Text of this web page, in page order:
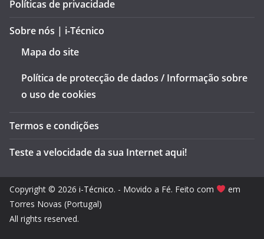
Políticas de privacidade
Sobre nós | i-Técnico
Mapa do site
Política de protecção de dados / Informação sobre
o uso de cookies
Termos e condições
Teste a velocidade da sua Internet aqui!
Copyright © 2026 i-Técnico. - Movido a Fé. Feito com
em
Torres Novas (Portugal)
All rights reserved.